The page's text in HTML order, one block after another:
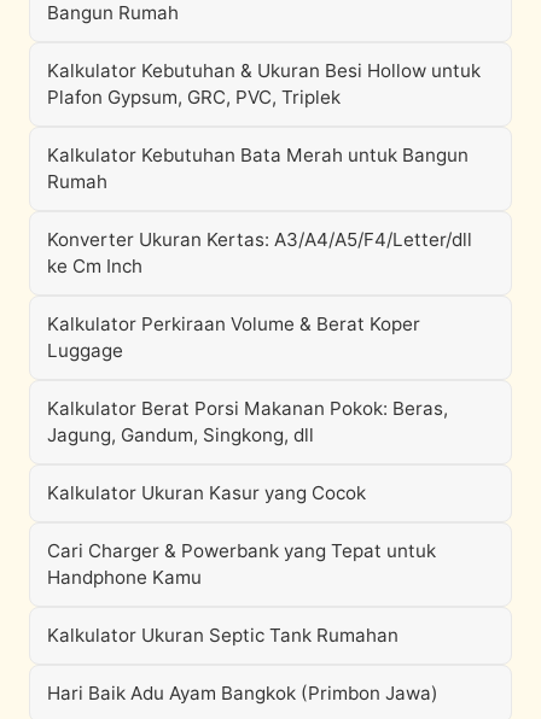
Bangun Rumah
Kalkulator Kebutuhan & Ukuran Besi Hollow untuk
Plafon Gypsum, GRC, PVC, Triplek
Kalkulator Kebutuhan Bata Merah untuk Bangun
Rumah
Konverter Ukuran Kertas: A3/A4/A5/F4/Letter/dll
ke Cm Inch
Kalkulator Perkiraan Volume & Berat Koper
Luggage
Kalkulator Berat Porsi Makanan Pokok: Beras,
Jagung, Gandum, Singkong, dll
Kalkulator Ukuran Kasur yang Cocok
Cari Charger & Powerbank yang Tepat untuk
Handphone Kamu
Kalkulator Ukuran Septic Tank Rumahan
Hari Baik Adu Ayam Bangkok (Primbon Jawa)